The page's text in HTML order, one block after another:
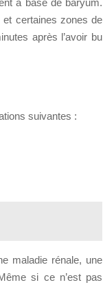
certaines zones de
après l’avoir bu
suivantes :
maladie rénale, une
si ce n’est pas